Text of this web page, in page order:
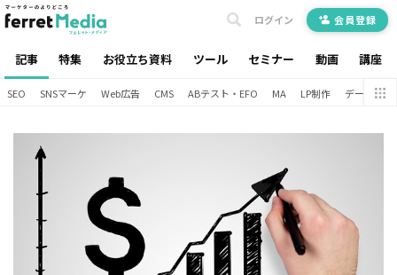
記事 特集 お役立ち資料 ツール セミナー 動画 講座
ログイン 会員登録
SEO SNSマーケ Web広告 CMS ABテスト・EFO MA LP制作 データ分析